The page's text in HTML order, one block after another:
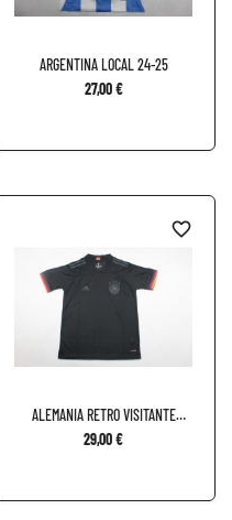
ARGENTINA LOCAL 24-25
27,00 €
ALEMANIA RETRO VISITANTE
2020
29,00 €
favorite_border